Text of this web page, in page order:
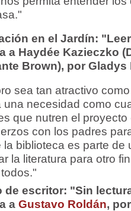
en el Jardín:
a Haydée Kazieczko
Brown), por Gladys
sea tan atractivo
una necesidad como
que nutren el
con los padres
la biblioteca es parte de
la literatura para otro
de escritor: "Sin
a Gustavo Roldán,